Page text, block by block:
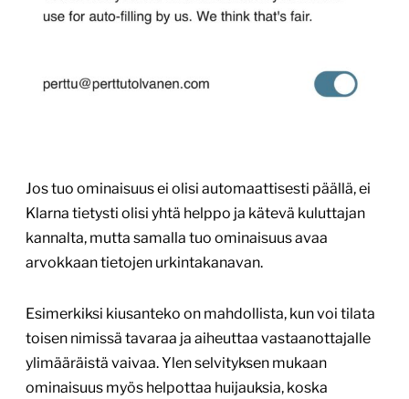
Jos tuo ominaisuus ei olisi automaattisesti päällä, ei
Klarna tietysti olisi yhtä helppo ja kätevä kuluttajan
kannalta, mutta samalla tuo ominaisuus avaa
arvokkaan tietojen urkintakanavan.
Esimerkiksi kiusanteko on mahdollista, kun voi tilata
toisen nimissä tavaraa ja aiheuttaa vastaanottajalle
ylimääräistä vaivaa. Ylen selvityksen mukaan
ominaisuus myös helpottaa huijauksia, koska